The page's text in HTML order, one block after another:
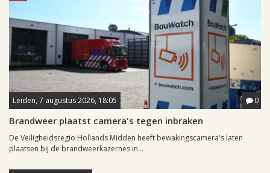
Leiden, 7 augustus 2026, 18:05 0
Brandweer plaatst camera's tegen inbraken
De Veiligheidsregio Hollands Midden heeft bewakingscamera's laten
plaatsen bij de brandweerkazernes in...